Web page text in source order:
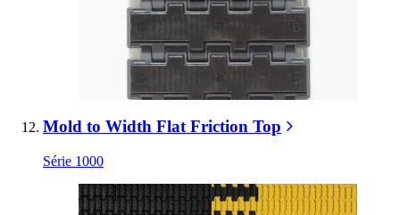
Mold to Width Flat Friction Top
Série 1000